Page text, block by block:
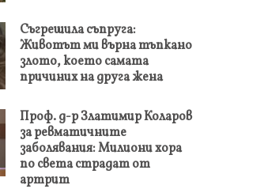
Съгрешила съпруга:
Животът ми върна тъпкано
злото, което самата
причиних на друга жена
Проф. д-р Златимир Коларов
за ревматичните
заболявания: Милиони хора
по света страдат от
артрит